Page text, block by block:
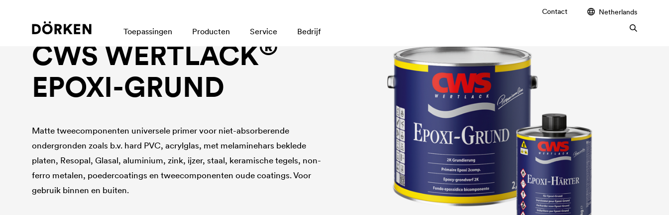
Contact Netherlands
Toepassingen Producten Service Bedrijf
Bouwlakken Oplosmiddelhoudende lakken
CWS WERTLACK®
EPOXI-GRUND
Matte tweecomponenten universele primer voor niet-absorberende
ondergronden zoals b.v. hard PVC, acrylglas, met melaminehars beklede
platen, Resopal, Glasal, aluminium, zink, ijzer, staal, keramische tegels, non-
ferro metalen, poedercoatings en tweecomponenten oude coatings. Voor
gebruik binnen en buiten.